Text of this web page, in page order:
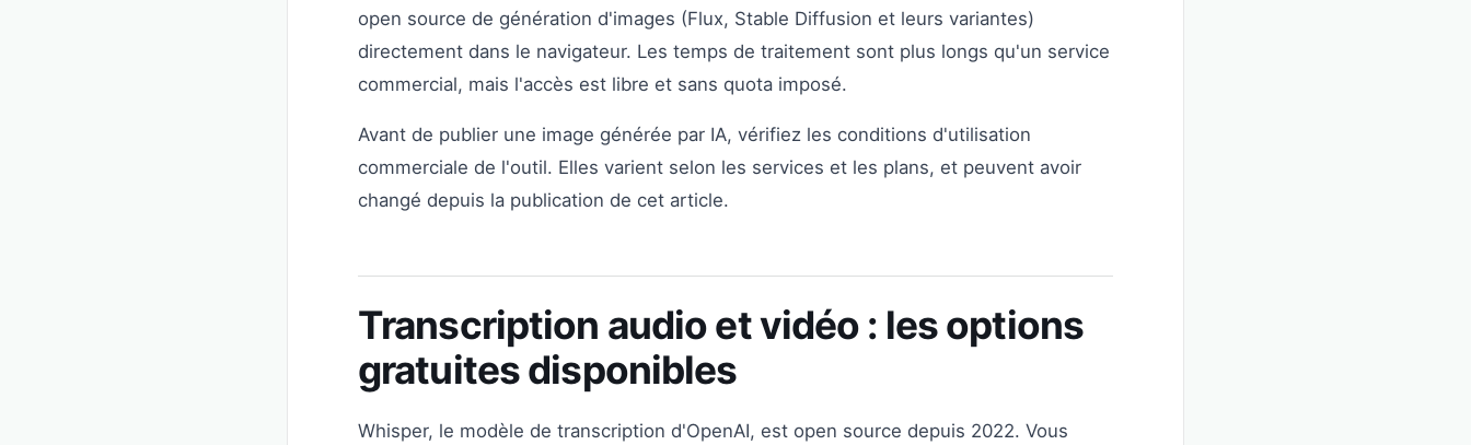
open source de génération d'images (Flux, Stable Diffusion et leurs variantes)
directement dans le navigateur. Les temps de traitement sont plus longs qu'un service
commercial, mais l'accès est libre et sans quota imposé.
Avant de publier une image générée par IA, vérifiez les conditions d'utilisation
commerciale de l'outil. Elles varient selon les services et les plans, et peuvent avoir
changé depuis la publication de cet article.
Transcription audio et vidéo : les options
gratuites disponibles
Whisper, le modèle de transcription d'OpenAI, est open source depuis 2022. Vous